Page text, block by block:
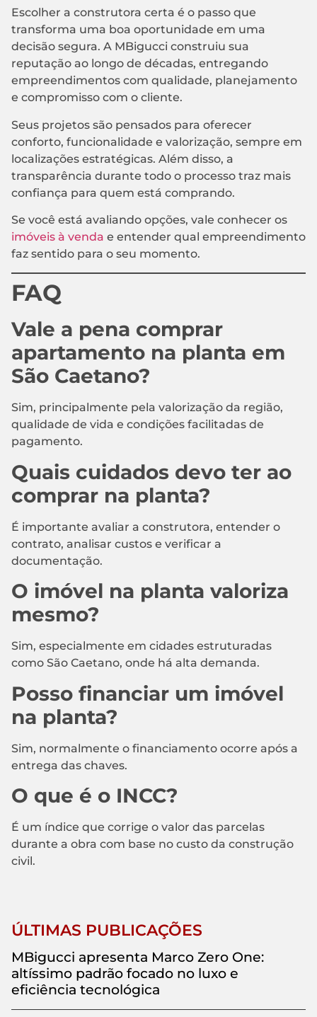
Escolher a construtora certa é o passo que
transforma uma boa oportunidade em uma
decisão segura. A MBigucci construiu sua
reputação ao longo de décadas, entregando
empreendimentos com qualidade, planejamento
e compromisso com o cliente.
Seus projetos são pensados para oferecer
conforto, funcionalidade e valorização, sempre em
localizações estratégicas. Além disso, a
transparência durante todo o processo traz mais
confiança para quem está comprando.
Se você está avaliando opções, vale conhecer os
imóveis à venda e entender qual empreendimento
faz sentido para o seu momento.
FAQ
Vale a pena comprar
apartamento na planta em
São Caetano?
Sim, principalmente pela valorização da região,
qualidade de vida e condições facilitadas de
pagamento.
Quais cuidados devo ter ao
comprar na planta?
É importante avaliar a construtora, entender o
contrato, analisar custos e verificar a
documentação.
O imóvel na planta valoriza
mesmo?
Sim, especialmente em cidades estruturadas
como São Caetano, onde há alta demanda.
Posso financiar um imóvel
na planta?
Sim, normalmente o financiamento ocorre após a
entrega das chaves.
O que é o INCC?
É um índice que corrige o valor das parcelas
durante a obra com base no custo da construção
civil.
ÚLTIMAS PUBLICAÇÕES
MBigucci apresenta Marco Zero One:
altíssimo padrão focado no luxo e
eficiência tecnológica